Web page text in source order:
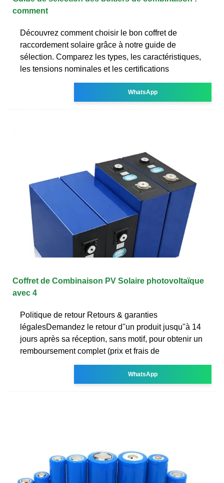
comment
Découvrez comment choisir le bon coffret de
raccordement solaire grâce à notre guide de
sélection. Comparez les types, les caractéristiques,
les tensions nominales et les certifications
WhatsApp
Coffret de Combinaison PV Solaire photovoltaïque
avec 4
Politique de retour Retours & garanties
légalesDemandez le retour d''un produit jusqu''à 14
jours après sa réception, sans motif, pour obtenir un
remboursement complet (prix et frais de
WhatsApp